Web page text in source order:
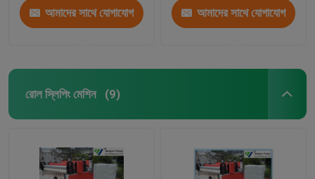
আমাদের সাথে যোগাযোগ আমাদের সাথে যোগাযোগ
রোল স্লিপিং মেশিন (9)